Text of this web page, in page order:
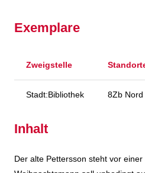
Exemplare
Zweigstelle
Stadt:Bibliothek 8Zb
Inhalt
Der alte Pettersson steht vor